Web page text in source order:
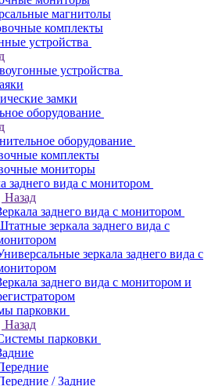
магнитолы
комплекты
устройства
устройства
замки
оборудование
оборудование
комплекты
мониторы
заднего вида с монитором
Назад
заднего вида с монитором
зеркала заднего вида с
зеркала заднего вида с
заднего вида с монитором и
парковки
Назад
парковки
/ Задние